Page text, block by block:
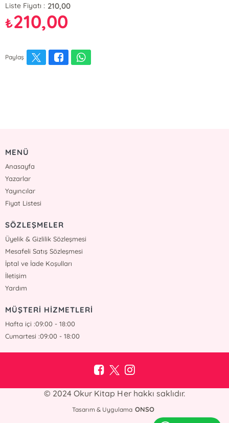
Liste Fiyatı : 210,00
₺210,00
Paylaş
MENÜ
Anasayfa
Yazarlar
Yayıncılar
Fiyat Listesi
SÖZLEŞMELER
Üyelik & Gizlilik Sözleşmesi
Mesafeli Satış Sözleşmesi
İptal ve İade Koşulları
İletişim
Yardım
MÜŞTERİ HİZMETLERİ
Hafta içi :09:00 - 18:00
Cumartesi :09:00 - 18:00
© 2024 Okur Kitap Her hakkı saklıdır.
Tasarım & Uygulama ONSO